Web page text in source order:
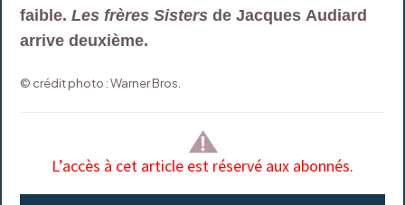
faible.Les frères Sisters de Jacques Audiard
arrive deuxième.
© crédit photo : Warner Bros.
L’accès à cet article est réservé aux abonnés.